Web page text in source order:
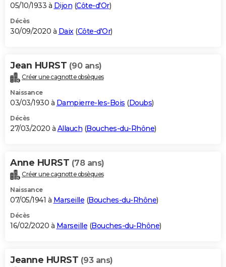
05/10/1933 à Dijon (Côte-d'Or)
Décès
30/09/2020 à Daix(Côte-d'Or)
Jean HURST (90 ans)
Créer une cagnotte obsèques
Naissance
03/03/1930 à Dampierre-les-Bois (Doubs)
Décès
27/03/2020 à Allauch (Bouches-du-Rhône)
Anne HURST (78 ans)
Créer une cagnotte obsèques
Naissance
07/05/1941 à Marseille (Bouches-du-Rhône)
Décès
16/02/2020 à Marseille (Bouches-du-Rhône)
Jeanne HURST (93 ans)